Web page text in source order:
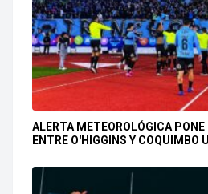
ALERTA METEOROLÓGICA
ENTRE O'HIGGINS Y COQUIMBO